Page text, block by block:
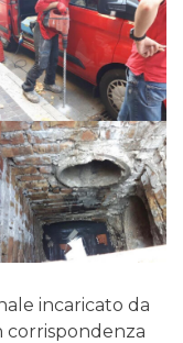
incaricato da
corrispondenza